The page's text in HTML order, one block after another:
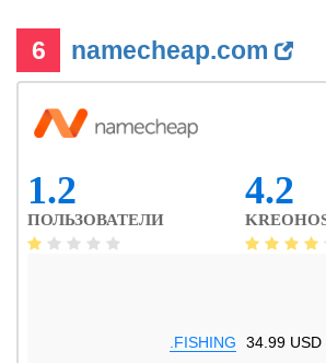
6 namecheap.com
1.2
ПОЛЬЗОВАТЕЛИ
4.2
.FISHING 34.99 USD